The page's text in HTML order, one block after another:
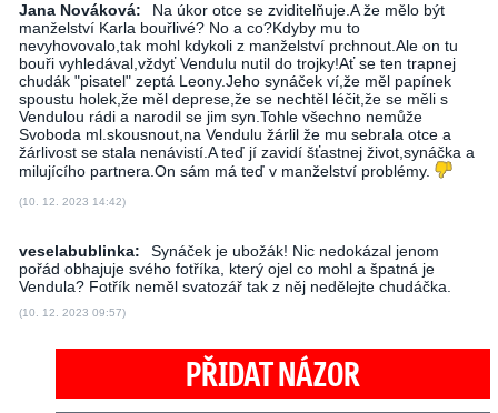
Jana Nováková:
Na úkor otce se zviditelňuje.A že mělo být
manželství Karla bouřlivé? No a co?Kdyby mu to
nevyhovovalo,tak mohl kdykoli z manželství prchnout.Ale on tu
bouři vyhledával,vždyť Vendulu nutil do trojky!Ať se ten trapnej
chudák "pisatel" zeptá Leony.Jeho synáček ví,že měl papínek
spoustu holek,že měl deprese,že se nechtěl léčit,že se měli s
Vendulou rádi a narodil se jim syn.Tohle všechno nemůže
Svoboda ml.skousnout,na Vendulu žárlil že mu sebrala otce a
žárlivost se stala nenávistí.A teď jí zavidí šťastnej život,synáčka a
milujícího partnera.On sám má teď v manželství problémy.
(10. 12. 2023 14:42)
veselabublinka:
Synáček je ubožák! Nic nedokázal jenom
pořád obhajuje svého fotříka, který ojel co mohl a špatná je
Vendula? Fotřík neměl svatozář tak z něj nedělejte chudáčka.
(10. 12. 2023 09:57)
PŘIDAT NÁZOR